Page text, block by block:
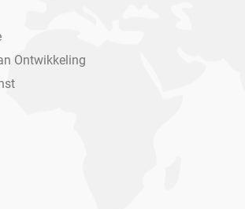
Ontwikkeling